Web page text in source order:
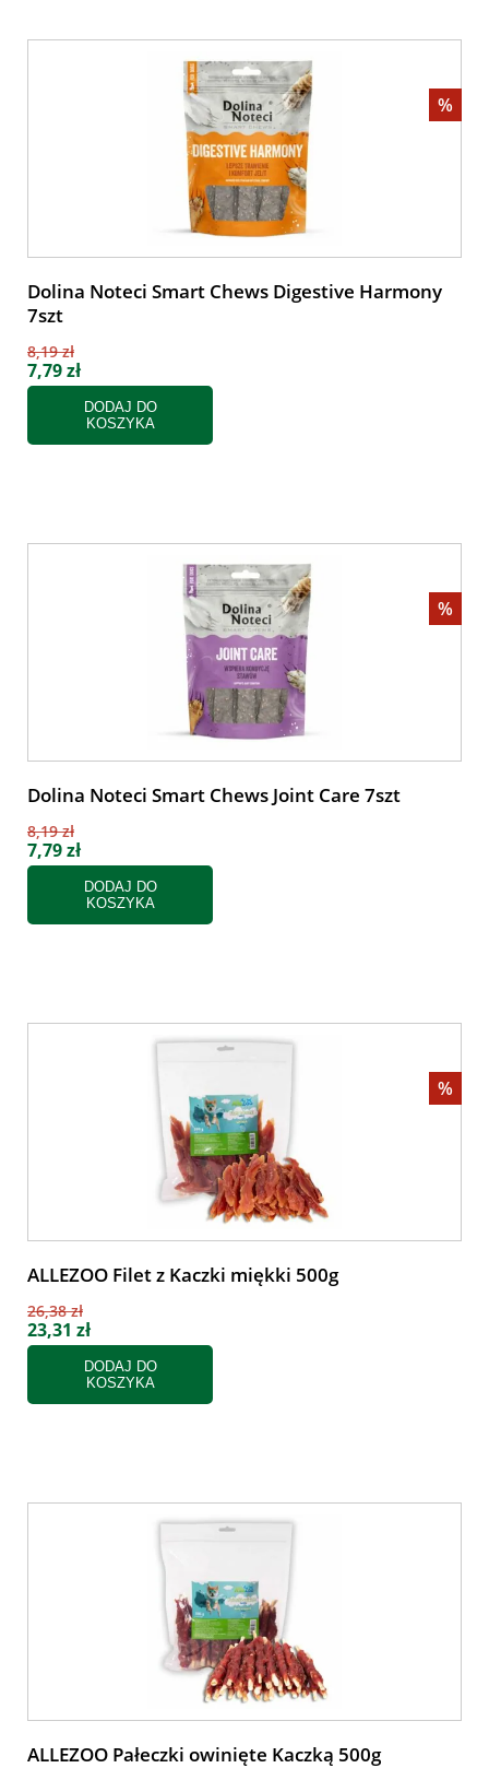
%
Dolina Noteci Smart Chews Digestive Harmony
7szt
8,19 zł
7,79 zł
DODAJ DO
KOSZYKA
%
Dolina Noteci Smart Chews Joint Care 7szt
8,19 zł
7,79 zł
DODAJ DO
KOSZYKA
%
ALLEZOO Filet z Kaczki miękki 500g
26,38 zł
23,31 zł
DODAJ DO
KOSZYKA
ALLEZOO Pałeczki owinięte Kaczką 500g